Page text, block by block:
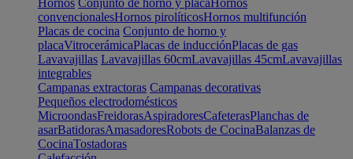
Hornos Conjunto de horno y placaHornos
convencionalesHornos pirolíticosHornos multifunción
Placas de cocina Conjunto de horno y
placaVitrocerámicaPlacas de inducciónPlacas de gas
Lavavajillas Lavavajillas 60cmLavavajillas 45cmLavavajillas
integrables
Campanas extractoras Campanas decorativas
Pequeños electrodomésticos
MicroondasFreidorasAspiradoresCafeterasPlanchas de
asarBatidorasAmasadoresRobots de CocinaBalanzas de
CocinaTostadoras